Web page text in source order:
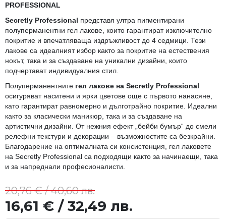
PROFESSIONAL
Secretly Professional представя ултра пигментирани
полуперманентни гел лакове, които гарантират изключително
покритие и впечатляваща издръжливост до 4 седмици. Тези
лакове са идеалният избор както за покритие на естествения
нокът, така и за създаване на уникални дизайни, които
подчертават индивидуалния стил.
Полуперманентните гел лакове на Secretly Professional
осигуряват наситени и ярки цветове още с първото нанасяне,
като гарантират равномерно и дълготрайно покритие. Идеални
както за класически маникюр, така и за създаване на
артистични дизайни. От нежния ефект „бейби бумър“ до смели
релефни текстури и декорации – възможностите са безкрайни.
Благодарение на оптималната си консистенция, гел лаковете
на Secretly Professional са подходящи както за начинаещи, така
и за напреднали професионалисти.
16,61 € / 32,49 лв.
20,76 € / 40,60 лв.